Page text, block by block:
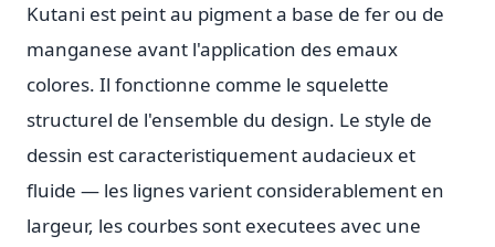
Kutani est peint au pigment a base de fer ou de
manganese avant l'application des emaux
colores. Il fonctionne comme le squelette
structurel de l'ensemble du design. Le style de
dessin est caracteristiquement audacieux et
fluide — les lignes varient considerablement en
largeur, les courbes sont executees avec une